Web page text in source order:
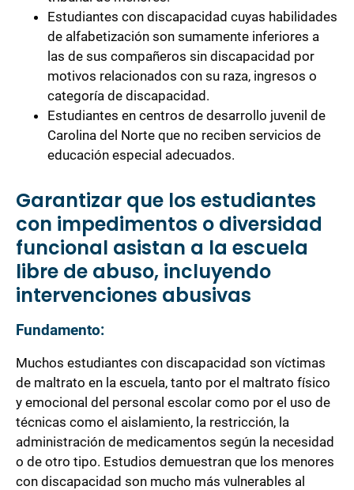
Estudiantes con discapacidad cuyas habilidades
de alfabetización son sumamente inferiores a
las de sus compañeros sin discapacidad por
motivos relacionados con su raza, ingresos o
categoría de discapacidad.
Estudiantes en centros de desarrollo juvenil de
Carolina del Norte que no reciben servicios de
educación especial adecuados.
Garantizar que los estudiantes
con impedimentos o diversidad
funcional asistan a la escuela
libre de abuso, incluyendo
intervenciones abusivas
Fundamento:
Muchos estudiantes con discapacidad son víctimas
de maltrato en la escuela, tanto por el maltrato físico
y emocional del personal escolar como por el uso de
técnicas como el aislamiento, la restricción, la
administración de medicamentos según la necesidad
o de otro tipo. Estudios demuestran que los menores
con discapacidad son mucho más vulnerables al